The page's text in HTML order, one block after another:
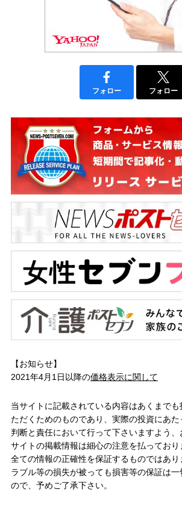
フォロー フォロー
【お知らせ】
2021年4月1日以降の価格表示に関して
当サイトに記載されている内容はあくまで
ただくためのものであり、実際の投資にあ
判断と責任において行って下さいますよう
サイトの掲載情報は細心の注意を払ってお
全ての情報の正確性を保証するものではあり
ラブル等の損失が被っても損害等の保証は
ので、予めご了承下さい。